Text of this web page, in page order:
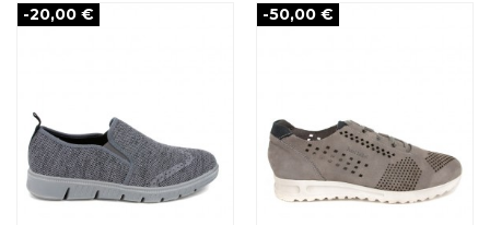
-20,00 € -50,00 €